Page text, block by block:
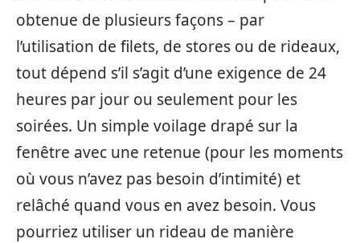
obtenue de plusieurs façons – par
l’utilisation de filets, de stores ou de rideaux,
tout dépend s’il s’agit d’une exigence de 24
heures par jour ou seulement pour les
soirées. Un simple voilage drapé sur la
fenêtre avec une retenue (pour les moments
où vous n’avez pas besoin d’intimité) et
relâché quand vous en avez besoin. Vous
pourriez utiliser un rideau de manière